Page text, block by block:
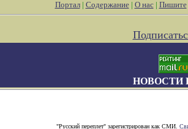
Портал| Содержание| О нас| Пишите
НОВОСТИ
"Русский переплет" зарегистрирован как СМИ.